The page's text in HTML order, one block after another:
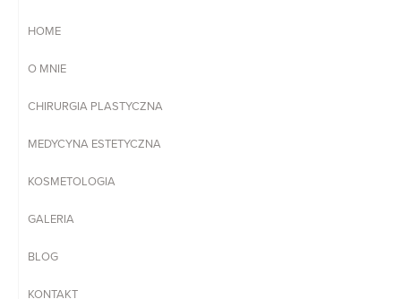
HOME
O MNIE
CHIRURGIA PLASTYCZNA
MEDYCYNA ESTETYCZNA
KOSMETOLOGIA
GALERIA
BLOG
KONTAKT